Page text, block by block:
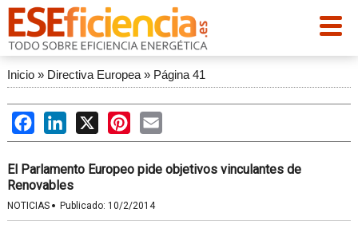
Inicio» Directiva Europea» Página 41
FacebookLinkedIn
X PinterestEmail
El Parlamento Europeo pide objetivos vinculantes de
Renovables
NOTICIAS · Publicado: 10/2/2014